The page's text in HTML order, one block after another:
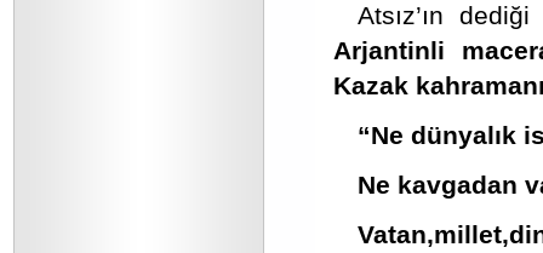
Atsız’ın
Arjantinli
Kazak
“Ne dünyalık
Ne kavgadan